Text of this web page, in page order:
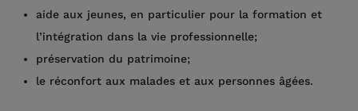
aide aux jeunes, en particulier pour la formation et
l’intégration dans la vie professionnelle;
préservation du patrimoine;
le réconfort aux malades et aux personnes âgées.